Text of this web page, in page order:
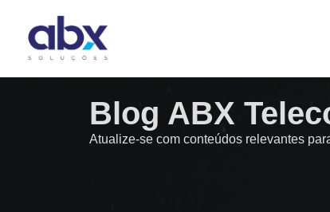
Blog ABX
Atualize-se com conteúdos relevantes